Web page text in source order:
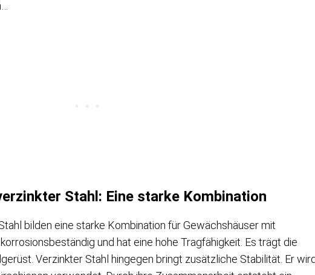
Stahl: Eine starke Kombination
bilden eine starke Kombination für Gewächshäuser mit
und hat eine hohe Tragfähigkeit. Es trägt die
Verzinkter Stahl hingegen bringt zusätzliche Stabilität. Er